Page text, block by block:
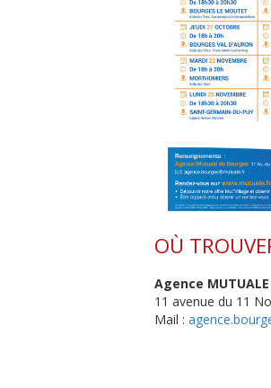
OÙ
Agence MUTUALE
11 avenue du 11
Mail :